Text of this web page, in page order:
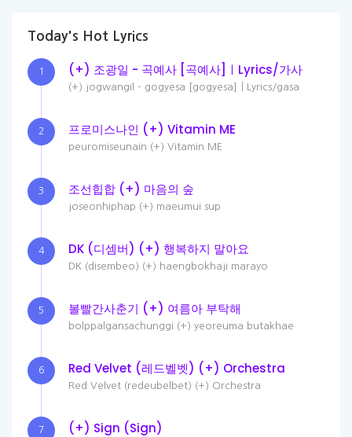
Today's Hot Lyrics
1 (+) 조광일 - 곡예사 [곡예사]ㅣLyrics/가사
(+) jogwangil - gogyesa [gogyesa]ㅣLyrics/gasa
2 프로미스나인 (+) Vitamin ME
peuromiseunain (+) Vitamin ME
3 조선힙합 (+) 마음의 숲
joseonhiphap (+) maeumui sup
4 DK (디셈버) (+) 행복하지 말아요
DK (disembeo) (+) haengbokhaji marayo
5 볼빨간사춘기 (+) 여름아 부탁해
bolppalgansachunggi (+) yeoreuma butakhae
6 Red Velvet (레드벨벳) (+) Orchestra
Red Velvet (redeubelbet) (+) Orchestra
7 (+) Sign (Sign)